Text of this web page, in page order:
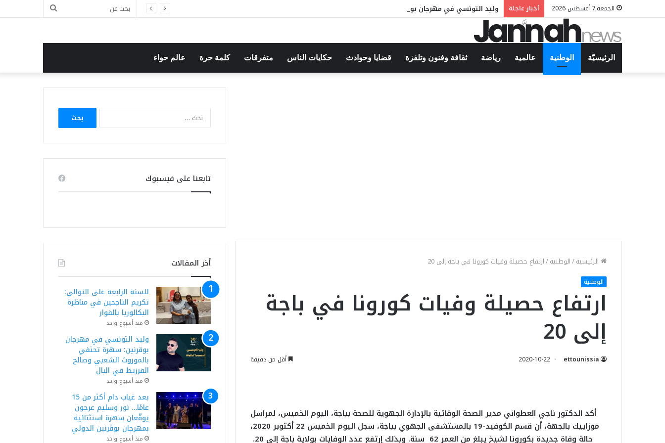
الجمعة,7 أغسطس 2026 أخبار عاجلة وليد التونسي في مهرجان بوقرنين: سهرة تحتفي بالموروث الشعبي وصالح الفرزيط في البال
بحث
الرئيسيّة الوطنية عالمية رياضة ثقافة وفنون وتلفزة قضايا وحوادث حكايات الناس متفرقات كلمة حرة عالم حواء
الرئيسية/الوطنية/ارتفاع حصيلة وفيات كورونا في باجة إلى 20
الوطنية
ارتفاع حصيلة وفيات كورونا في باجة
إلى 20
ettounissia
2020-10-22 أقل من دقيقة
أكد الدكتور ناجي العطواني مدير الصحة الوقائية بالإدارة الجهوية للصحة بباجة، اليوم الخميس، لمراسل
موزاييك بالجهة، أن قسم الكوفيد-19 بالمستشفى الجهوي بباجة، سجل اليوم الخميس 22 أكتوبر 2020،
حالة وفاة جديدة بكورونا لشيخ يبلغ من العمر 62 سنة. وبذلك إرتفع عدد الوفايات بولاية باجة إلى 20.
البحث
تابعنا على فيسبوك
أخر المقالات
للسنة الرابعة على التوالي:
تكريم الناجحين في مناظرة
البكالوريا بالفوار
منذ أسبوع واحد
وليد التونسي في مهرجان
بوقرنين: سهرة تحتفي
بالموروث الشعبي وصالح
الفرزيط في البال
منذ أسبوع واحد
بعد غياب دام أكثر من 15
عامًا… نور وسليم عرجون
يوقّعان سهرة استثنائية
بمهرجان بوڨرنين الدولي
منذ أسبوع واحد